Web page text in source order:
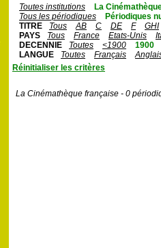
Toutes institutions
La
Tous les périodiques
Périodiques
TITRE
Tous AB C DE F
GHI
PAYS
Tous France Etats-Unis
DECENNIE
Toutes <1900
1900
LANGUE
Toutes Français
Réinitialiser les critères
La Cinémathèque française - 0